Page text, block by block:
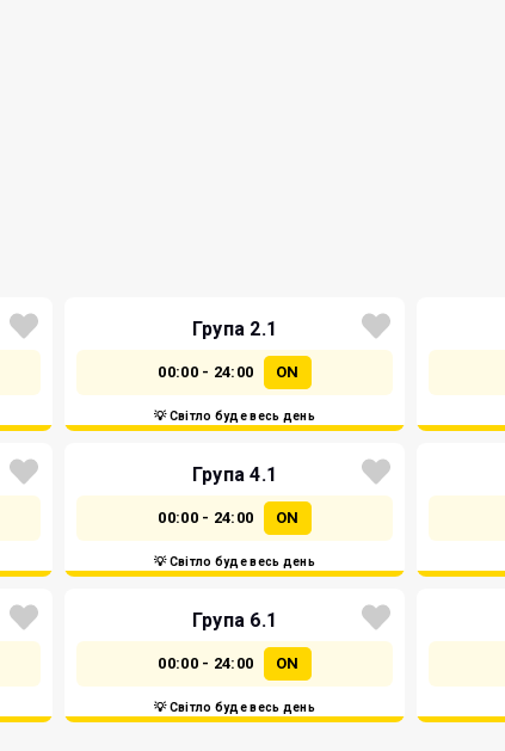
Група 2.1
00:00 - 24:00 ON
💡 Світло буде весь день
Група 4.1
00:00 - 24:00 ON
💡 Світло буде весь день
Група 6.1
00:00 - 24:00 ON
💡 Світло буде весь день